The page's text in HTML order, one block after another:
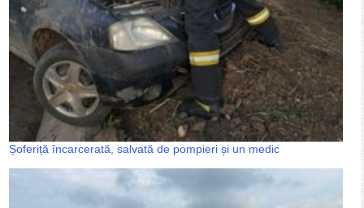
Șoferiță încarcerată, salvată de pompieri și un medic